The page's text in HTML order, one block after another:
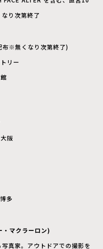
り次第終了
※無くなり次第終了)
リー
阪
多
マクラーロン)
真家。アウトドアでの撮影を